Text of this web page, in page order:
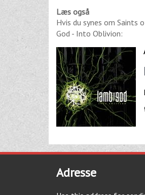
Læs også
Hvis du synes om Saints
God - Into Oblivion:
Adresse